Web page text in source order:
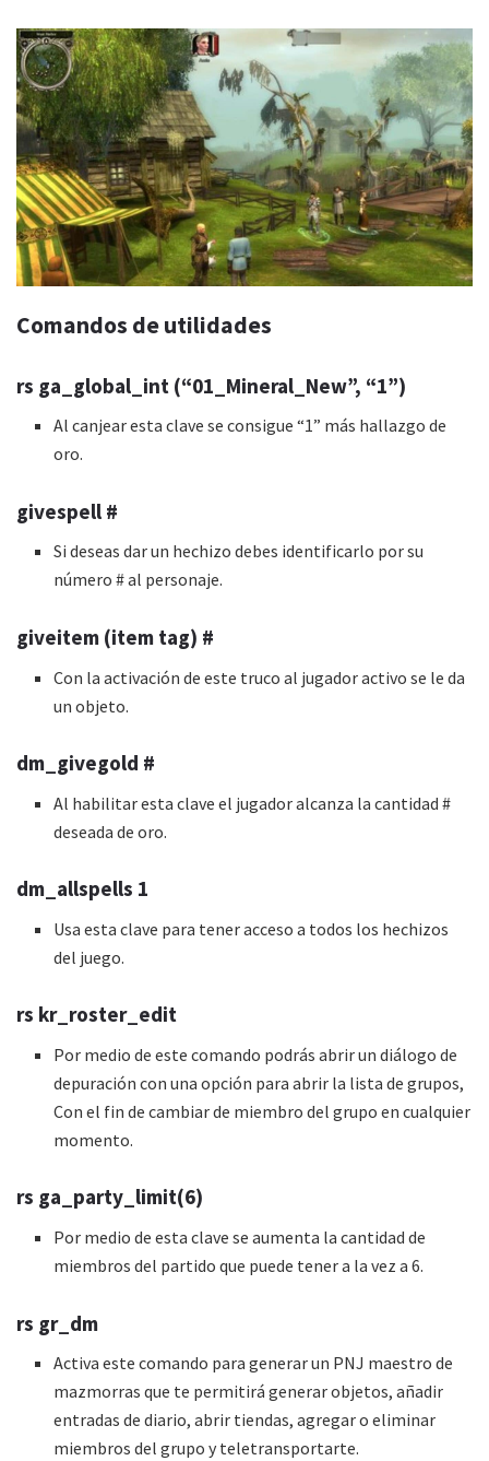
Comandos de utilidades
rs ga_global_int (“01_Mineral_New”, “1”)
Al canjear esta clave se consigue “1” más hallazgo de
oro.
givespell #
Si deseas dar un hechizo debes identificarlo por su
número # al personaje.
giveitem (item tag) #
Con la activación de este truco al jugador activo se le da
un objeto.
dm_givegold #
Al habilitar esta clave el jugador alcanza la cantidad #
deseada de oro.
dm_allspells 1
Usa esta clave para tener acceso a todos los hechizos
del juego.
rs kr_roster_edit
Por medio de este comando podrás abrir un diálogo de
depuración con una opción para abrir la lista de grupos,
Con el fin de cambiar de miembro del grupo en cualquier
momento.
rs ga_party_limit(6)
Por medio de esta clave se aumenta la cantidad de
miembros del partido que puede tener a la vez a 6.
rs gr_dm
Activa este comando para generar un PNJ maestro de
mazmorras que te permitirá generar objetos, añadir
entradas de diario, abrir tiendas, agregar o eliminar
miembros del grupo y teletransportarte.